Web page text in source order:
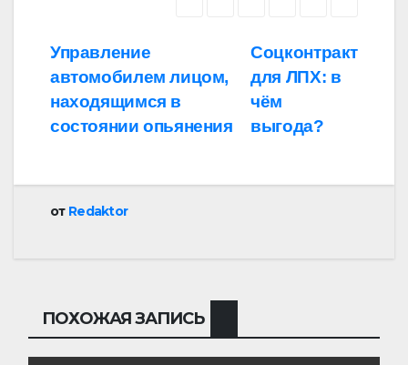
Навигация
по
записям
Соцконтракт
для ЛПХ: в
чём
выгода?
Управление
автомобилем лицом,
находящимся в
состоянии опьянения
от Redaktor
ПОХОЖАЯ ЗАПИСЬ